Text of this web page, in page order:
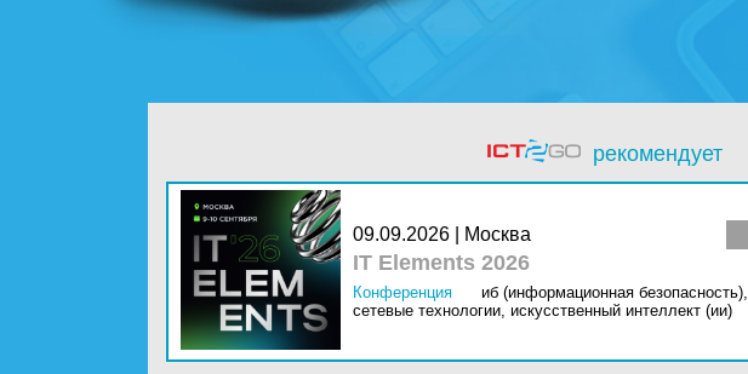
рекомендует
09.09.2026 | Москва
IT Elements 2026
Конференция иб (информационная безопасность),
сетевые технологии, искусственный интеллект (ии)